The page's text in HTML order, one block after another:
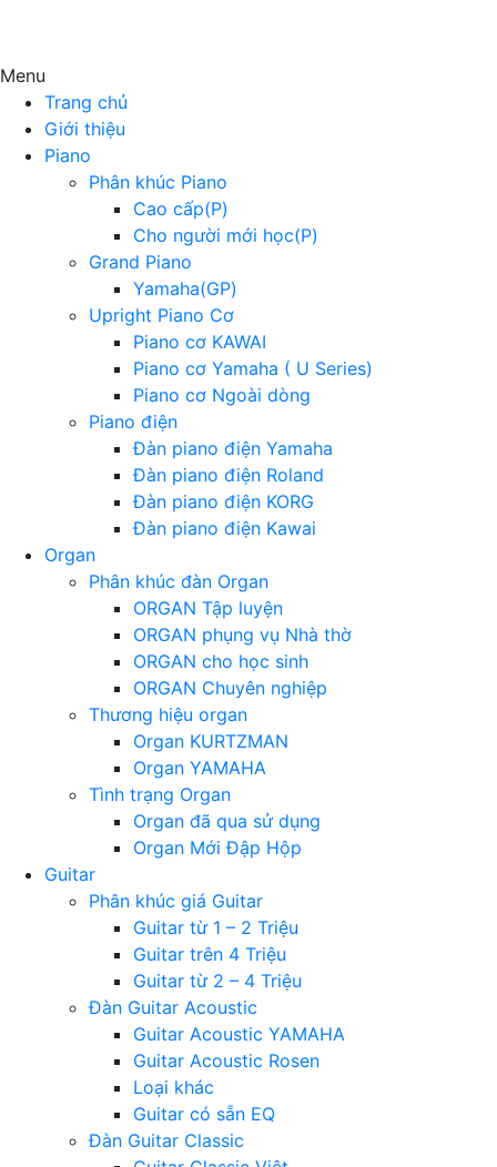
Menu
Trang chủ
Giới thiệu
Piano
Phân khúc Piano
Cao cấp(P)
Cho người mới học(P)
Grand Piano
Yamaha(GP)
Upright Piano Cơ
Piano cơ KAWAI
Piano cơ Yamaha ( U Series)
Piano cơ Ngoài dòng
Piano điện
Đàn piano điện Yamaha
Đàn piano điện Roland
Đàn piano điện KORG
Đàn piano điện Kawai
Organ
Phân khúc đàn Organ
ORGAN Tập luyện
ORGAN phụng vụ Nhà thờ
ORGAN cho học sinh
ORGAN Chuyên nghiệp
Thương hiệu organ
Organ KURTZMAN
Organ YAMAHA
Tình trạng Organ
Organ đã qua sử dụng
Organ Mới Đập Hộp
Guitar
Phân khúc giá Guitar
Guitar từ 1 – 2 Triệu
Guitar trên 4 Triệu
Guitar từ 2 – 4 Triệu
Đàn Guitar Acoustic
Guitar Acoustic YAMAHA
Guitar Acoustic Rosen
Loại khác
Guitar có sẵn EQ
Đàn Guitar Classic